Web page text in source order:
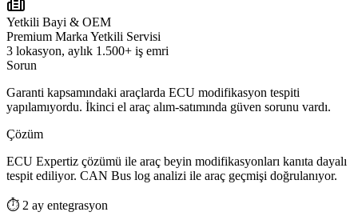
Yetkili Bayi & OEM
Premium Marka Yetkili Servisi
3 lokasyon, aylık 1.500+ iş emri
Sorun
Garanti kapsamındaki araçlarda ECU modifikasyon tespiti
yapılamıyordu. İkinci el araç alım-satımında güven sorunu vardı.
Çözüm
ECU Expertiz çözümü ile araç beyin modifikasyonları kanıta dayalı
tespit ediliyor. CAN Bus log analizi ile araç geçmişi doğrulanıyor.
⏱ 2 ay entegrasyon